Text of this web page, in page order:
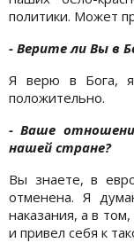
политики. Может
- Верите ли Вы в
Я верю в Бога, я
положительно.
- Ваше
нашей стране?
Вы знаете, в
отменена. Я
наказания, а в
и привел себя к